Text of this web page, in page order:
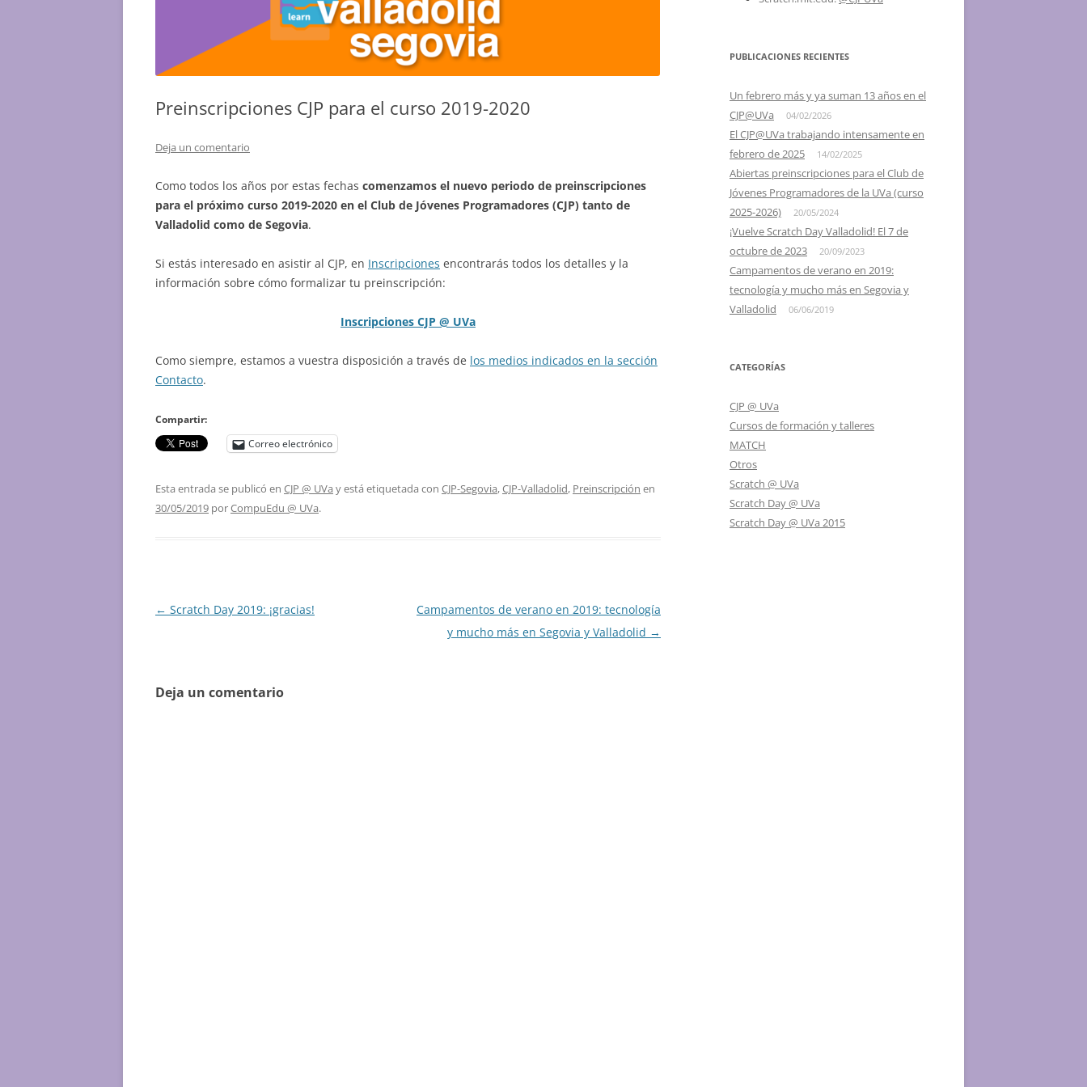
VALLADOLID, EL 24 DE MAYO
2013 – II SCRATCH DAY
VALLADOLID, EL 18 DE MAYO
VALLADOLID, 26 DE MAYO
2012 – I SCRATCH DAY SEGOVIA Y
PALENCIA
Preinscripciones CJP para el curso 2019-2020
Deja un comentario
Como todos los años por estas fechas comenzamos el nuevo periodo de preinscripciones
para el próximo curso 2019-2020 en el Club de Jóvenes Programadores (CJP) tanto de
Valladolid como de Segovia.
Si estás interesado en asistir al CJP, en Inscripciones encontrarás todos los detalles y la
información sobre cómo formalizar tu preinscripción:
Inscripciones CJP @ UVa
Como siempre, estamos a vuestra disposición a través de los medios indicados en la sección
Contacto.
Compartir:
Correo electrónico
Esta entrada se publicó en CJP @ UVa y está etiquetada con CJP-Segovia,CJP-Valladolid, Preinscripción en
30/05/2019 porCompuEdu @ UVa.
Navegación
← Scratch Day 2019: ¡gracias!
Campamentos de verano en 2019: tecnología
y mucho más en Segovia y Valladolid →
Deja un comentario
PUBLICACIONES RECIENTES
Un febrero más y ya suman 13 años en el
CJP@UVa
04/02/2026
El CJP@UVa trabajando intensamente en
febrero de 2025
14/02/2025
Abiertas preinscripciones para el Club de
Jóvenes Programadores de la UVa (curso
2025-2026)
20/05/2024
¡Vuelve Scratch Day Valladolid! El 7 de
octubre de 2023
20/09/2023
Campamentos de verano en 2019:
tecnología y mucho más en Segovia y
Valladolid
06/06/2019
CATEGORÍAS
CJP @ UVa
Cursos de formación y talleres
MATCH
Otros
Scratch @ UVa
Scratch Day @ UVa
Scratch Day @ UVa 2015